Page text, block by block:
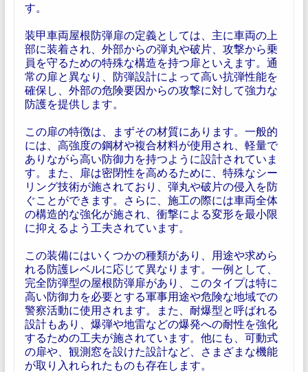
す。
装甲車両屋根防弾扉の定義としては、主に車両の上
部に装着され、外部からの弾丸や破片、攻撃から乗
員を守るための特殊な構造を持つ扉といえます。通
常の扉と異なり、防弾設計によって高い抗弾性能を
確保し、外部の危険要因からの攻撃に対して強力な
防護を提供します。
この扉の特徴は、まずその材質にあります。一般的
には、高強度の鋼材や複合材料が使用され、軽量で
ありながら高い防御力を持つように設計されていま
す。また、扉は密閉性を高めるために、特殊なシー
リング技術が施されており、弾丸や破片の侵入を防
ぐことができます。さらに、施工の際には車両全体
の構造的な強化が施され、衝撃による変形を最小限
に抑えるよう工夫されています。
この装備にはいくつかの種類があり、用途や求めら
れる防護レベルに応じて異なります。一例として、
完全防弾型の屋根防弾扉があり、このタイプは特に
高い防御力を必要とする軍事用途や危険な地域での
警察活動に使用されます。また、耐爆型と呼ばれる
設計もあり、爆弾や地雷などの爆発への耐性を強化
するための工夫が施されています。他にも、可動式
の扉や、観測窓を設けた設計など、さまざまな機能
が取り入れられたものも存在します。